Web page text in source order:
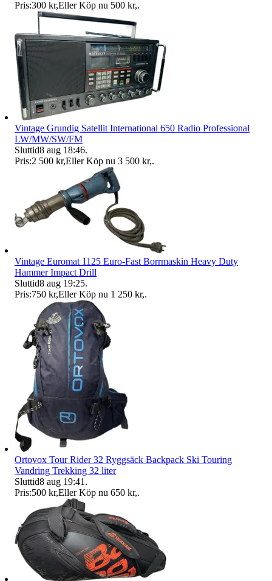
Pris:300 kr,Eller Köp nu 500 kr,.
Vintage Grundig Satellit International 650 Radio Professional
LW/MW/SW/FM
Sluttid8 aug 18:46.
Pris:2 500 kr,Eller Köp nu 3 500 kr,.
Vintage Euromat 1125 Euro-Fast Borrmaskin Heavy Duty
Hammer Impact Drill
Sluttid8 aug 19:25.
Pris:750 kr,Eller Köp nu 1 250 kr,.
Ortovox Tour Rider 32 Ryggsäck Backpack Ski Touring
Vandring Trekking 32 liter
Sluttid8 aug 19:41 .
Pris:500 kr,Eller Köp nu 650 kr,.